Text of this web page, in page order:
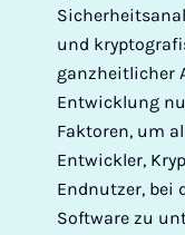
und
ganzheitlicher
Entwicklung
Faktoren, um
Entwickler,
Endnutzer, bei
Software zu